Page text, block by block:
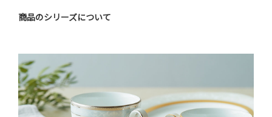
商品のシリーズについて